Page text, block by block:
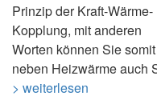
Prinzip der Kraft-Wärme-
Kopplung, mit anderen
Worten können Sie somit
neben Heizwärme auch
> weiterlesen